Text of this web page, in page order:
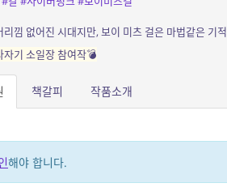
낌 없어진 시대지만, 보이 미츠 걸은 마법같은 기
기 소일장 참여작💣
책갈피 작품소개
해야 합니다.